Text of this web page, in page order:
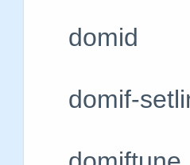
domid
domif-